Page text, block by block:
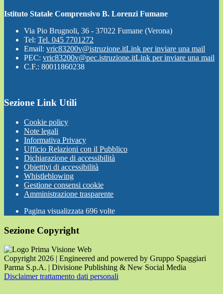
Istituto Statale Comprensivo B. Lorenzi Fumane
Via Pio Brugnoli, 36 - 37022 Fumane (Verona)
Tel: Tel. 045 7701272
Email: vric83200v@istruzione.itLink per inviare una mail
PEC: vric83200v@pec.istruzione.itLink per inviare una mail
C.F.: 80011860238
Sezione Link Utili
Cookie policy
Note legali
Informativa Privacy
Ufficio Relazioni con il Pubblico
Dichiarazione di accessibilità
Obiettivi di accessibilità
Whistleblowing
Gestione consensi cookie
Amministrazione trasparente
Pagina visualizzata 696 volte
Sezione Copyright
Copyright 2026 | Engineered and powered by Gruppo Spaggiari
Parma S.p.A. | Divisione Publishing & New Social Media
Disclaimer trattamento dati personali